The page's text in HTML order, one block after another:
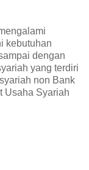
kebutuhan
dengan
yang terdiri
non Bank
Usaha Syariah